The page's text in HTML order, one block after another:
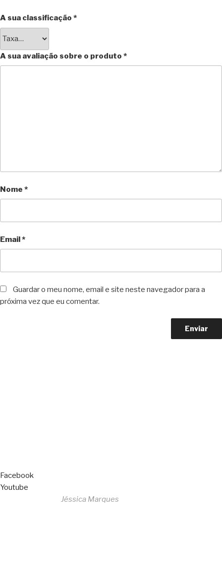
A sua classificação *
A sua avaliação sobre o produto *
Nome *
Email*
Guardar o meu nome, email e site neste navegador para a
próxima vez que eu comentar.
Facebook
Youtube
Jéssica Marques